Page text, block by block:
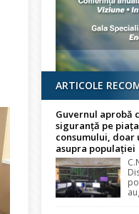
ARTICOLE
Guvernul aprobă
siguranță pe
consumului,
asupra populației